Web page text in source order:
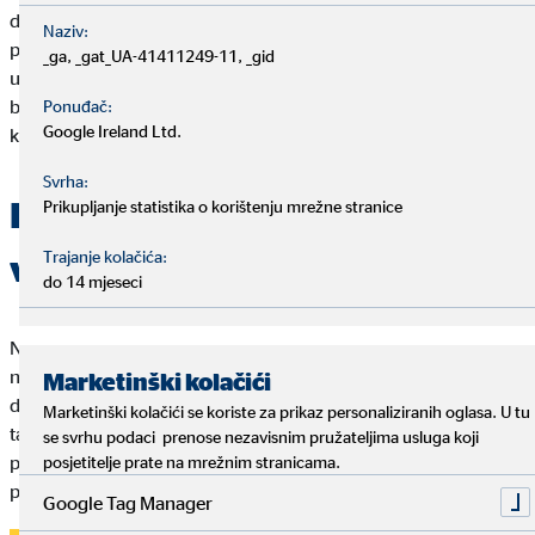
da je takvo putovanje relativno jeftino. Važno je, međutim,
pravilno se pripremiti. Uostalom, ne želite ostati bez novca
usred tajlandske džungle. Prije vašeg velikog putovanja trebali
biste dobro razmisliti o pravom
kada je najbolje vrijeme za to?
Isplanirajte dovoljno
vremena za put
Naravno, putovati s ruksakom možete samo dva ili tri tjedna,
no ako poželite putovati dulje od toga, trebate isplanirati
dovoljno vremena. Upravo je to razlog zašto je backpacking
tako popularan među mladima. To je savršen način da se
primjerice popuni praznina izmeđusemestara
primjera prikladna su za prvo putovanje s ruksakom:
Naziv:
_ga, _gat_UA-41411249-11, _gid
Ponuđač:
Google Ireland Ltd.
Svrha:
Prikupljanje statistika o korištenju mrežne stranice
Trajanje kolačića:
do 14 mjeseci
Marketinški kolačići
Marketinški kolačići se koriste za prikaz personaliziranih oglasa. U tu
se svrhu podaci prenose nezavisnim pružateljima usluga koji
posjetitelje prate na mrežnim stranicama.
Google Tag Manager